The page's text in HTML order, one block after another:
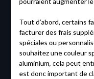
Tout d’abord, certains
facturer des frais
spéciales ou
souhaitez une couleur
aluminium, cela peut
est donc important de